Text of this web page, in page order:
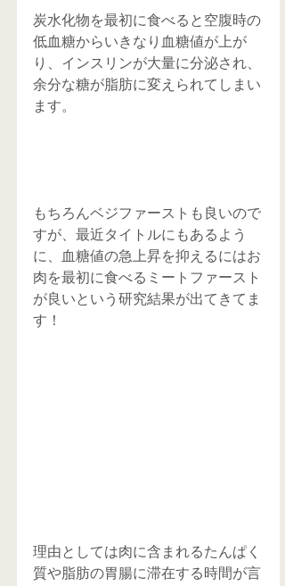
炭水化物を最初に食べると空腹時の
低血糖からいきなり血糖値が上が
り、インスリンが大量に分泌され、
余分な糖が脂肪に変えられてしまい
ます。
もちろんベジファーストも良いので
すが、最近タイトルにもあるよう
に、血糖値の急上昇を抑えるにはお
肉を最初に食べるミートファースト
が良いという研究結果が出てきてま
す！
理由としては肉に含まれるたんぱく
質や脂肪の胃腸に滞在する時間が言